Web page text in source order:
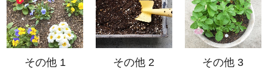
その他 1 その他 2 その他 3